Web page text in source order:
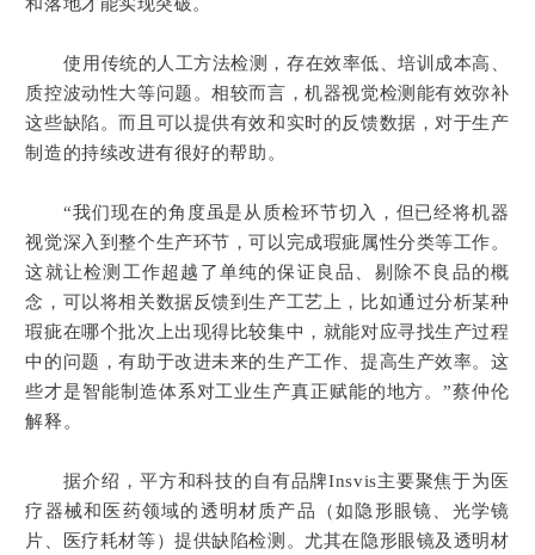
使用传统的人工方法检测，存在效率低、培训成本高、
质控波动性大等问题。相较而言，机器视觉检测能有效弥补
这些缺陷。而且可以提供有效和实时的反馈数据，对于生产
制造的持续改进有很好的帮助。
“我们现在的角度虽是从质检环节切入，但已经将机器
视觉深入到整个生产环节，可以完成瑕疵属性分类等工作。
这就让检测工作超越了单纯的保证良品、剔除不良品的概
念，可以将相关数据反馈到生产工艺上，比如通过分析某种
瑕疵在哪个批次上出现得比较集中，就能对应寻找生产过程
中的问题，有助于改进未来的生产工作、提高生产效率。这
些才是智能制造体系对工业生产真正赋能的地方。”蔡仲伦
解释。
据介绍，平方和科技的自有品牌Insvis主要聚焦于为医
疗器械和医药领域的透明材质产品（如隐形眼镜、光学镜
片、医疗耗材等）提供缺陷检测。尤其在隐形眼镜及透明材